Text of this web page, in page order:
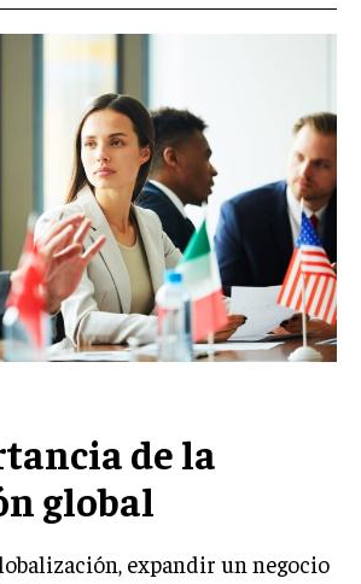
Case
list of the most noteworthy news from all
any subscription plan, you get access
that let you stay ahead of the curve.
PUBLIC OPINION
de la
global
expandir un negocio